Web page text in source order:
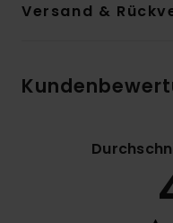
Versand &